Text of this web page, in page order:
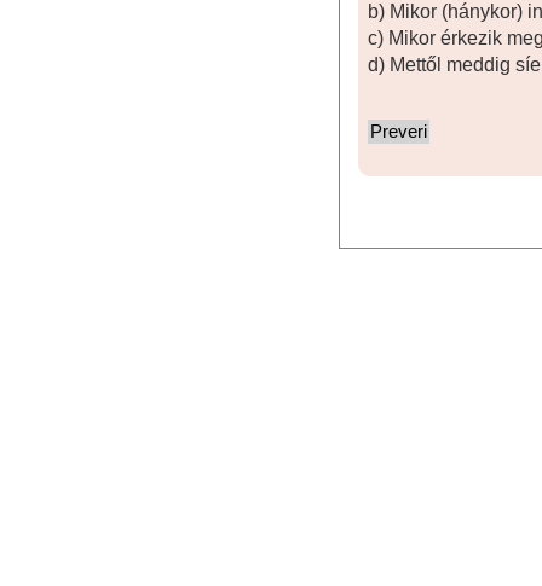
b) Mikor (hánykor)
c) Mikor érkezik
d) Mettől meddig